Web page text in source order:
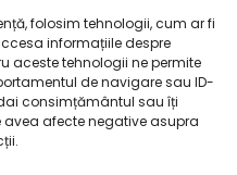
folosim tehnologii, cum ar fi
informațiile despre
aceste tehnologii ne permite
de navigare sau ID-
consimțământul sau îți
afecte negative asupra
”Aplică”șicompletați
numărul de telefon
de e-mailși încărcați
anterior!
recomandăm